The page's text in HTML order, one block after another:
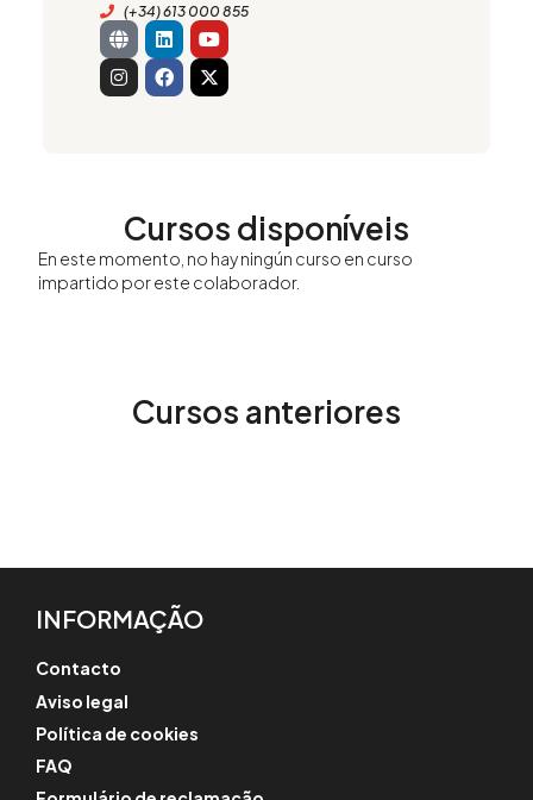
(+34) 613 000 855
G
l
o
b
e
L
i
n
k
e
Y
o
u
t
u
I
n
s
t
a
F
a
c
e
b
X
-
t
w
i
Cursos disponíveis
En este momento, no hay ningún curso en curso
impartido por este colaborador.
Cursos anteriores
INFORMAÇÃO
Contacto
Aviso legal
Política de cookies
FAQ